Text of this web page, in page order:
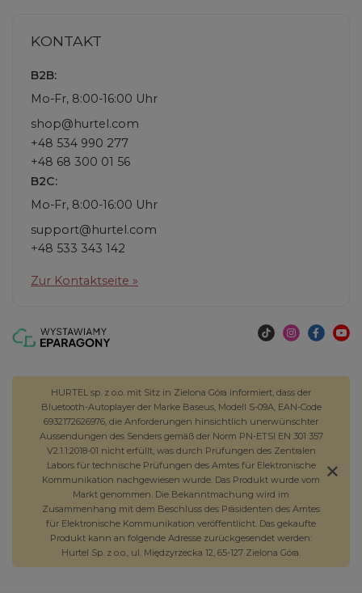
KONTAKT
B2B:
Mo-Fr, 8:00-16:00 Uhr
shop@hurtel.com
+48 534 990 277
+48 68 300 01 56
B2C:
Mo-Fr, 8:00-16:00 Uhr
support@hurtel.com
+48 533 343 142
Zur Kontaktseite »
HURTEL sp. z o.o. mit Sitz in Zielona Góra informiert, dass der
Bluetooth-Autoplayer der Marke Baseus, Modell S-09A, EAN-Code
6932172626976, die Anforderungen hinsichtlich unerwünschter
Aussendungen des Senders gemäß der Norm PN-ETSI EN 301 357
V2.1.1:2018-01 nicht erfüllt, was durch Prüfungen des Zentralen
Labors für technische Prüfungen des Amtes für Elektronische
Kommunikation nachgewiesen wurde. Das Produkt wurde vom
Markt genommen. Die Bekanntmachung wird im
Zusammenhang mit dem Beschluss des Präsidenten des Amtes
für Elektronische Kommunikation veröffentlicht. Das gekaufte
Produkt kann an folgende Adresse zurückgesendet werden:
Hurtel Sp. z o.o., ul. Międzyrzecka 12, 65-127 Zielona Góra.